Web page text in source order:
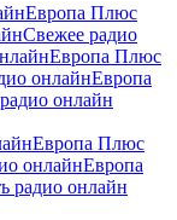
Европа Плюс
Свежее радио
Европа Плюс
Европа
Европа Плюс
Европа